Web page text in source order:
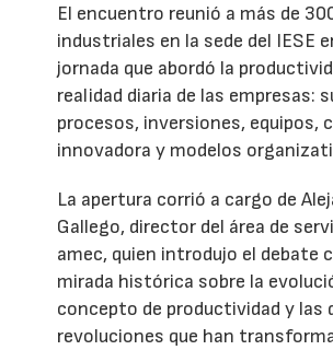
El encuentro reunió a más de
industriales en la sede del IESE
jornada que abordó la
realidad diaria de las empresas:
procesos, inversiones, equipos,
innovadora y modelos
La apertura corrió a cargo de
Gallego, director del área de
amec, quien introdujo el debate
mirada histórica sobre la
concepto de productividad y las
revoluciones que han